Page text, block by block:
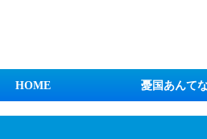
HOME 憂国あんて